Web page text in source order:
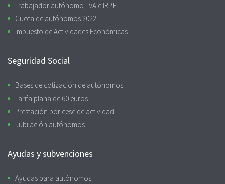
Trabajador autónomo, IVA e IRPF
Cuota de autónomos 2022
Impuesto de Actividades Económicas
Seguridad Social
Bases de cotización de autónomos
Tarifa plana de 60 euros
Prestación por cese de actividad
Jubilación autónomos
Ayudas y subvenciones
Ayudas para autónomos